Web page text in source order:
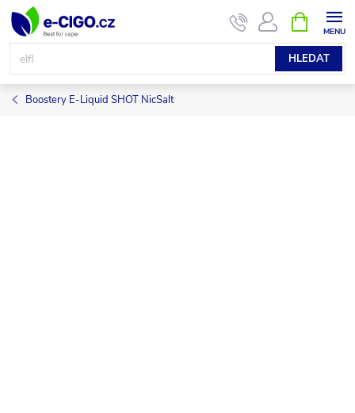
Přejít
obsah
HLEDAT
NÁKUPNÍ
KOŠÍK
Boostery E-Liquid SHOT NicSalt